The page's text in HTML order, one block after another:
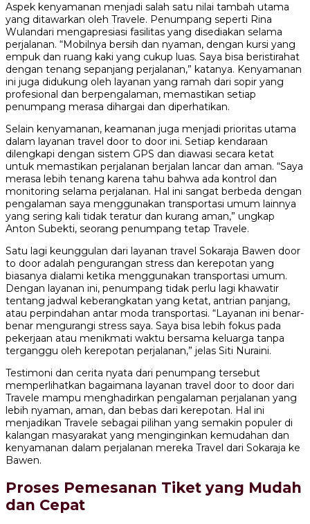
Aspek kenyamanan menjadi salah satu nilai tambah utama
yang ditawarkan oleh Travele. Penumpang seperti Rina
Wulandari mengapresiasi fasilitas yang disediakan selama
perjalanan. “Mobilnya bersih dan nyaman, dengan kursi yang
empuk dan ruang kaki yang cukup luas. Saya bisa beristirahat
dengan tenang sepanjang perjalanan,” katanya. Kenyamanan
ini juga didukung oleh layanan yang ramah dari sopir yang
profesional dan berpengalaman, memastikan setiap
penumpang merasa dihargai dan diperhatikan.
Selain kenyamanan, keamanan juga menjadi prioritas utama
dalam layanan travel door to door ini. Setiap kendaraan
dilengkapi dengan sistem GPS dan diawasi secara ketat
untuk memastikan perjalanan berjalan lancar dan aman. “Saya
merasa lebih tenang karena tahu bahwa ada kontrol dan
monitoring selama perjalanan. Hal ini sangat berbeda dengan
pengalaman saya menggunakan transportasi umum lainnya
yang sering kali tidak teratur dan kurang aman,” ungkap
Anton Subekti, seorang penumpang tetap Travele.
Satu lagi keunggulan dari layanan travel Sokaraja Bawen door
to door adalah pengurangan stress dan kerepotan yang
biasanya dialami ketika menggunakan transportasi umum.
Dengan layanan ini, penumpang tidak perlu lagi khawatir
tentang jadwal keberangkatan yang ketat, antrian panjang,
atau perpindahan antar moda transportasi. “Layanan ini benar-
benar mengurangi stress saya. Saya bisa lebih fokus pada
pekerjaan atau menikmati waktu bersama keluarga tanpa
terganggu oleh kerepotan perjalanan,” jelas Siti Nuraini.
Testimoni dan cerita nyata dari penumpang tersebut
memperlihatkan bagaimana layanan travel door to door dari
Travele mampu menghadirkan pengalaman perjalanan yang
lebih nyaman, aman, dan bebas dari kerepotan. Hal ini
menjadikan Travele sebagai pilihan yang semakin populer di
kalangan masyarakat yang menginginkan kemudahan dan
kenyamanan dalam perjalanan mereka Travel dari Sokaraja ke
Bawen.
Proses Pemesanan Tiket yang Mudah
dan Cepat